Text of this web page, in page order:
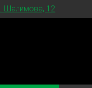
Шалимова, 12